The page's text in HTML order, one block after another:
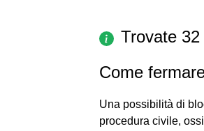
Trovate
Come
Una possibilità di
procedura civile,